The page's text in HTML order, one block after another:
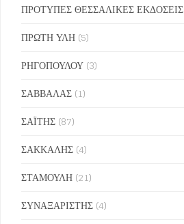
ΠΡΟΤΥΠΕΣ ΘΕΣΣΑΛΙΚΕΣ ΕΚΔΟΣΕΙΣ
ΠΡΩΤΗ ΥΛΗ (5)
ΡΗΓΟΠΟΥΛΟΥ (3)
ΣΑΒΒΑΛΑΣ (1)
ΣΑΪΤΗΣ (87)
ΣΑΚΚΑΛΗΣ (4)
ΣΤΑΜΟΥΛΗ (21)
ΣΥΝΑΞΑΡΙΣΤΗΣ (4)